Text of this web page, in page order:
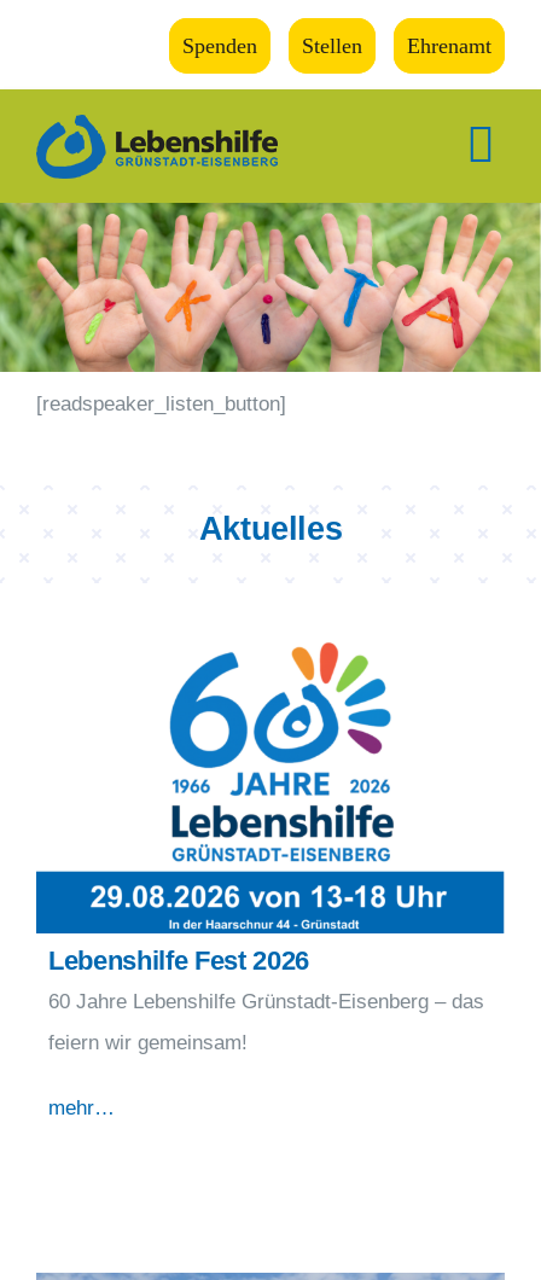
Spenden Stellen Ehrenamt
Wir
Kinder
Freizeit
[readspeaker_listen_button]
Aktuelles
Lebenshilfe Fest 2026
60 Jahre Lebenshilfe Grünstadt-Eisenberg – das
feiern wir gemeinsam!
mehr…